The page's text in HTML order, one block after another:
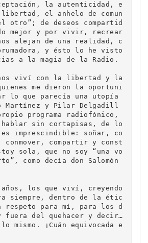
la autenticidad, e
el anhelo de comun
otro”; de deseos compartid
mejor y por vivir, recrear
nos alejan de una realidad, c
y ésto lo he visto
a la magia de la Radio.
viví con la libertad y la
me dieron la oportuni
lo que parecía una utopía
Martínez y Pilar Delgadill
programa radiofónico,
hablar sin cortapisas, de lo
imprescindible: soñar, co
compartir y const
sola, que no soy “una vo
como decía don Salomón
años, los que viví, creyendo
siempre, dentro de la étic
respeto para mí, para los d
fuera del quehacer y decir…
mismo. ¡Cuán equivocada e